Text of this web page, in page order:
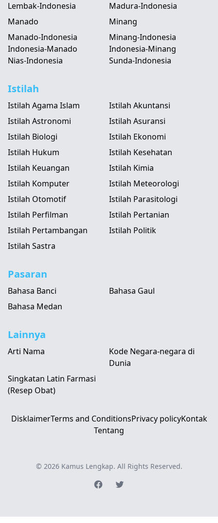
Lembak-Indonesia
Madura-Indonesia
Manado
Manado-Indonesia
Indonesia-Manado
Minang
Minang-Indonesia
Indonesia-Minang
Nias-Indonesia
Sunda-Indonesia
Istilah
Istilah Agama Islam
Istilah Akuntansi
Istilah Astronomi
Istilah Asuransi
Istilah Biologi
Istilah Ekonomi
Istilah Hukum
Istilah Kesehatan
Istilah Keuangan
Istilah Kimia
Istilah Komputer
Istilah Meteorologi
Istilah Otomotif
Istilah Parasitologi
Istilah Perfilman
Istilah Pertanian
Istilah Pertambangan
Istilah Politik
Istilah Sastra
Pasaran
Bahasa Banci
Bahasa Gaul
Bahasa Medan
Lainnya
Arti Nama
Kode Negara-negara di
Dunia
Singkatan Latin Farmasi
(Resep Obat)
DisklaimerTerms and ConditionsPrivacy policyKontak
Tentang
© 2026 Kamus Lengkap. All Rights Reserved.